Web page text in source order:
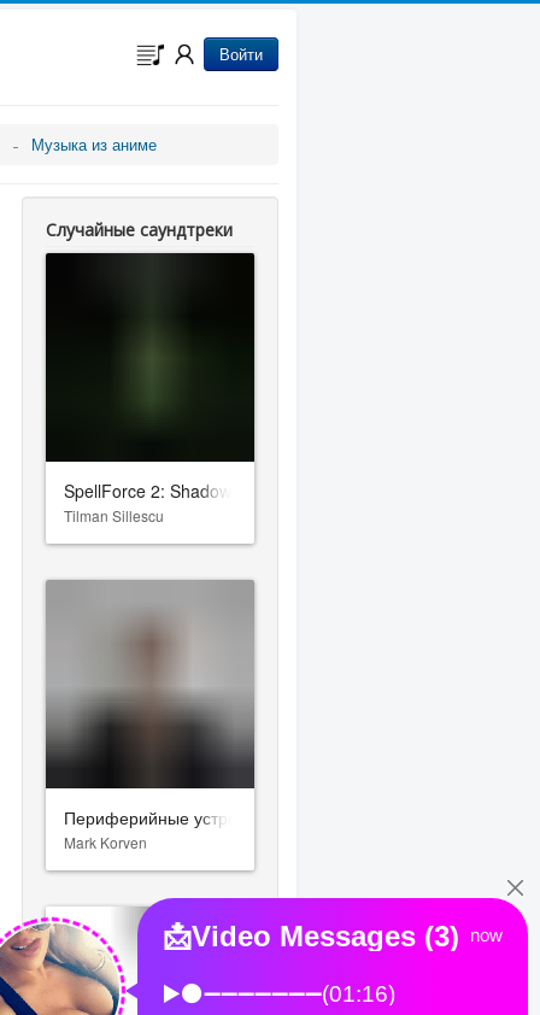
Войти
Музыка из аниме
Случайные саундтреки
SpellForce 2: Shadow Wars
Tilman Sillescu
Периферийные устройства
Mark Korven